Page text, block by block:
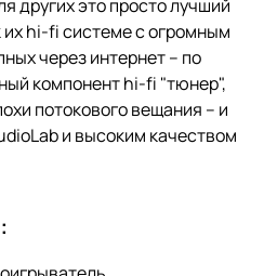
других это просто лучший
hi-fi системе с огромным
через интернет – по
компонент hi-fi "тюнер",
потокового вещания – и
и высоким качеством